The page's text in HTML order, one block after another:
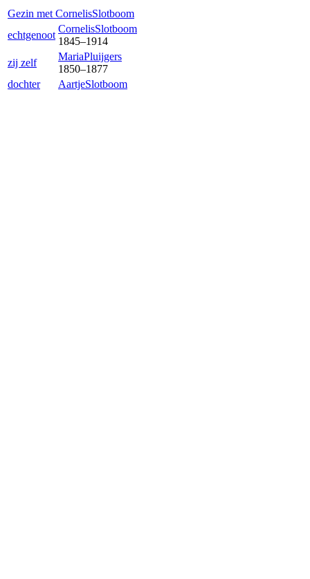
Gezin met CornelisSlotboom
echtgenoot
CornelisSlotboom
1845–1914
zij zelf
MariaPluijgers
1850–1877
dochter
AartjeSlotboom